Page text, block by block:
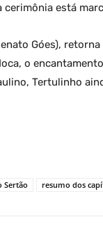
cerimônia está
Góes),
o
Tertulinho
Sertão resumo dos